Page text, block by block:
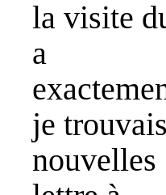
la visite
a
je